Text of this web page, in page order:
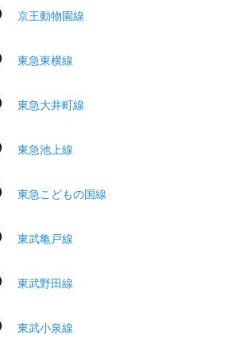
京王動物園線
東急東横線
東急大井町線
東急池上線
東急こどもの国線
東武亀戸線
東武野田線
東武小泉線